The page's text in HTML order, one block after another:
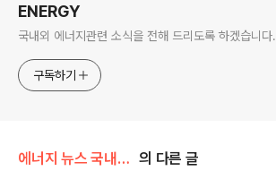
ENERGY
국내외 에너지관련 소식을 전해 드리도록 하겠습니다.
구독하기
에너지 뉴스 국내&해외 의 다른 글